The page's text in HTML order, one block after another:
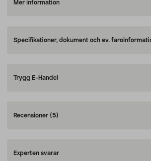
Mer information
Specifikationer, dokument och ev.
Trygg E-Handel
Recensioner (5)
Experten svarar